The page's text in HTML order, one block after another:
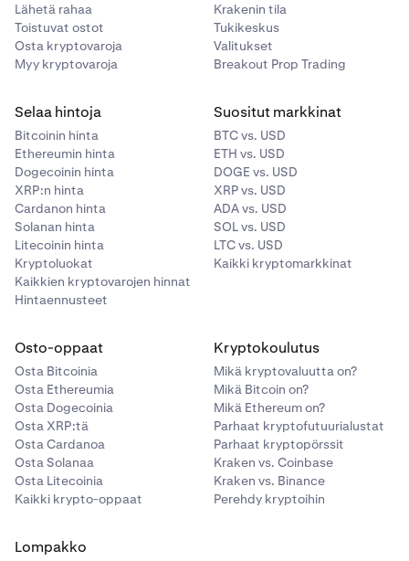
Lähetä rahaa
Toistuvat ostot
Osta kryptovaroja
Myy kryptovaroja
Krakenin tila
Tukikeskus
Valitukset
Breakout Prop Trading
Selaa hintoja
Bitcoinin hinta
Ethereumin hinta
Dogecoinin hinta
XRP:n hinta
Cardanon hinta
Solanan hinta
Litecoinin hinta
Kryptoluokat
Kaikkien kryptovarojen hinnat
Hintaennusteet
Suositut markkinat
BTC vs. USD
ETH vs. USD
DOGE vs. USD
XRP vs. USD
ADA vs. USD
SOL vs. USD
LTC vs. USD
Kaikki kryptomarkkinat
Osto-oppaat
Osta Bitcoinia
Osta Ethereumia
Osta Dogecoinia
Osta XRP:tä
Osta Cardanoa
Osta Solanaa
Osta Litecoinia
Kaikki krypto-oppaat
Kryptokoulutus
Mikä kryptovaluutta on?
Mikä Bitcoin on?
Mikä Ethereum on?
Parhaat kryptofutuurialustat
Parhaat kryptopörssit
Kraken vs. Coinbase
Kraken vs. Binance
Perehdy kryptoihin
Lompakko